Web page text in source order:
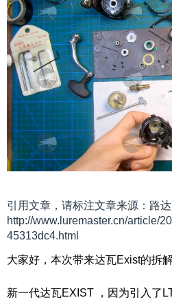
引用文章，请标注文章来源：路
http://www.luremaster.cn/article/
45313dc4.html
大家好，本次带来达瓦Exist的拆解
新一代达瓦EXIST ，因为引入了